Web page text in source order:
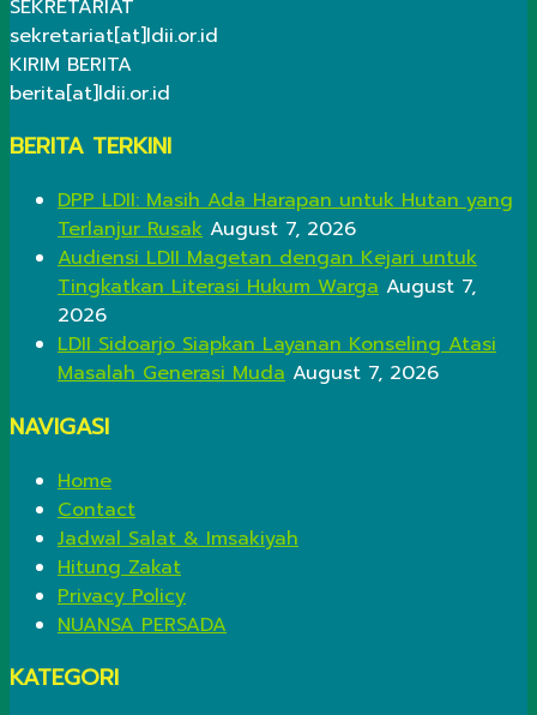
SEKRETARIAT
sekretariat[at]ldii.or.id
KIRIM BERITA
berita[at]ldii.or.id
BERITA TERKINI
DPP LDII: Masih Ada Harapan untuk Hutan yang
Terlanjur Rusak August 7, 2026
Audiensi LDII Magetan dengan Kejari untuk
Tingkatkan Literasi Hukum Warga August 7,
2026
LDII Sidoarjo Siapkan Layanan Konseling Atasi
Masalah Generasi Muda August 7, 2026
NAVIGASI
Home
Contact
Jadwal Salat & Imsakiyah
Hitung Zakat
Privacy Policy
NUANSA PERSADA
KATEGORI